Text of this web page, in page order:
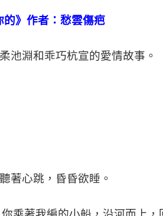
的》作者：愁雲傷疤
池淵和乖巧杭宣的愛情故事。
著心跳，昏昏欲睡。